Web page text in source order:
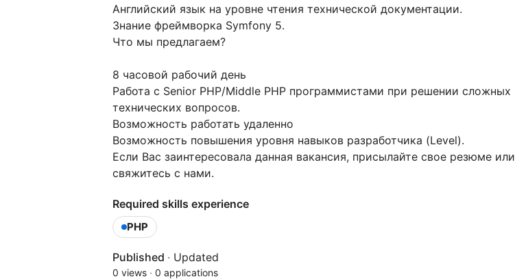
Английский язык на уровне чтения технической документации.
Знание фреймворка Symfony 5.
Что мы предлагаем?
8 часовой рабочий день
Работа с Senior PHP/Middle PHP программистами при решении сложных
технических вопросов.
Возможность работать удаленно
Возможность повышения уровня навыков разработчика (Level).
Если Вас заинтересовала данная вакансия, присылайте свое резюме или
свяжитесь с нами.
Required skills experience
PHP
Published · Updated
0 views · 0 applications